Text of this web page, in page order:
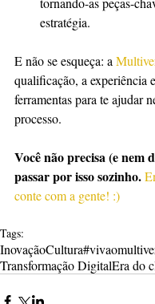
estratégia.
E não se esqueça: a
qualificação, a experiência
ferramentas para te ajudar
processo.
Você não precisa (e nem
passar por isso sozinho.
conte com a gente! :)
Tags:
InovaçãoCultura
Transformação DigitalEra do